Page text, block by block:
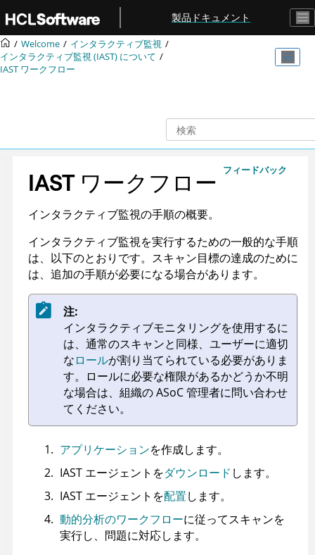
メインコンテンツにジャンプ
製品ドキュメント
Welcome
インタラクティブ監視
インタラクティブ監視 (IAST) について
IAST ワークフロー
フィードバック
IAST ワークフロー
インタラクティブ監視の手順の概要。
インタラクティブ監視を実行するための一般的な手順
は、以下のとおりです。スキャン目標の達成のために
は、追加の手順が必要になる場合があります。
注:
インタラクティブモニタリングを使用するに
は、通常のスキャンと同様、ユーザーに適切
なロールが割り当てられている必要がありま
す。ロールに必要な権限があるかどうか不明
な場合は、組織のASoC管理者に問い合わせ
てください。
アプリケーションを作成します。
IAST エージェントをダウンロード します。
IAST エージェントを配置します。
動的分析のワークフローに従ってスキャンを
実行し、問題に対応します。